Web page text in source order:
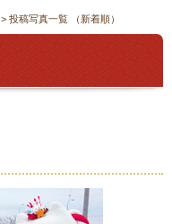
> 投稿写真一覧 （新着順）